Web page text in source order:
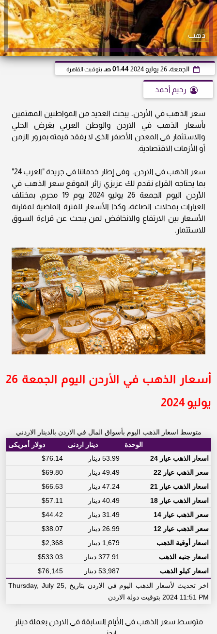
ذهب
الجمعة، 26 يوليو 2024 01:44 صـ بتوقيت القاهرة
رحيم أحمد
سعر الذهب في الأردن.. يبحث العديد من المواطنين المهتمين
بأسعار الذهب في الاردن والوطن العربي بغرض الحلي
والاستثمار في المعدن الأصفر الذي لا يفقد قيمته بمرور الزمن
أو الأزمات الاقتصادية.
سعر الذهب في الاردن.. وفي إطار خدماتنا في جريدة "العرب 24"
بما يحتاجه القراء نقدم لك عزيزي زائر الموقع سعر الذهب في
الأردن اليوم الجمعة 26 يوليو 2024 يوم 19 محرم، بمختلف
العيارات بمحلات الصاغة، وكذا الأسعار للفترة الماضية لمقارنة
الأسعار بين الارتفاع والانخافض لمن يبحث عن قراءة السوق
للاستثمار.
أسعار الذهب في الأردن اليوم الجمعة 26
يوليو 2024
متوسط اسعار الذهب اليوم بأسواق المال في الاردن بالدينار الاردني
الوحدة
دينار اردنى
دولار أمريكى
اسعار الذهب عيار 24
53.99 دينار
$76.14
سعر الذهب عيار 22
49.49 دينار
$69.80
اسعار الذهب عيار 21
47.24 دينار
$66.63
اسعار الذهب عيار 18
40.49 دينار
$57.11
سعر الذهب عيار 14
31.49 دينار
$44.42
سعر الذهب عيار 12
26.99 دينار
$38.07
اسعار أوقية الذهب
1,679 دينار
$2,368
اسعار جنيه الذهب
377.91 دينار
$533.03
اسعار كيلو الذهب
53,987 دينار
$76,145
اخر تحديث لأسعار الذهب اليوم في الاردن بتاريخ Thursday, July 25,
2024 11:51 PM بتوقيت دولة الاردن
متوسط سعر الذهب في الأيام السابقة في الاردن بعملة دينار